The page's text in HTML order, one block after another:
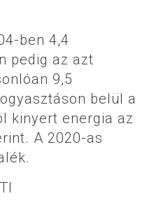
ben 4,4
pedig az azt
9,5
belül a
kinyert energia az
A 2020-as